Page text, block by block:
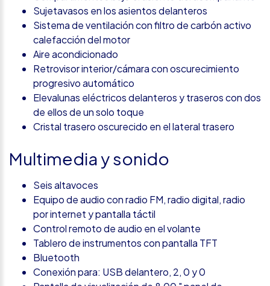
Sujetavasos en los asientos delanteros
Sistema de ventilación con filtro de carbón activo
calefacción del motor
Aire acondicionado
Retrovisor interior/cámara con oscurecimiento
progresivo automático
Elevalunas eléctricos delanteros y traseros con dos
de ellos de un solo toque
Cristal trasero oscurecido en el lateral trasero
Multimedia y sonido
Seis altavoces
Equipo de audio con radio FM, radio digital, radio
por internet y pantalla táctil
Control remoto de audio en el volante
Tablero de instrumentos con pantalla TFT
Bluetooth
Conexión para: USB delantero, 2, 0 y 0